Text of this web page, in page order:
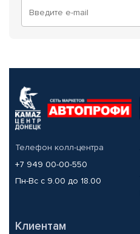
Телефон колл-центра
+7 949 00-00-550
Пн-Вс с 9.00 до 18.00
Клиентам